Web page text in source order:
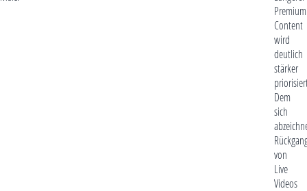
Premium
Content
wird
deutlich
stärker
Dem
sich
von
Live
Videos